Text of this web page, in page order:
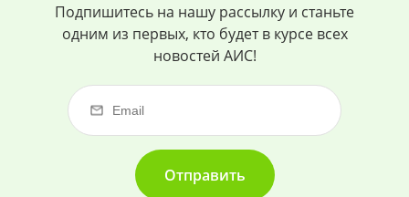
Подпишитесь на нашу рассылку и станьте
одним из первых, кто будет в курсе всех
новостей АИС!
Отправить